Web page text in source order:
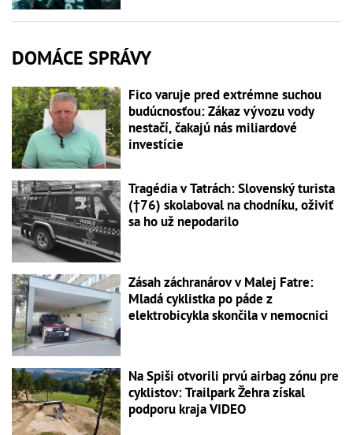
DOMÁCE SPRÁVY
Fico varuje pred extrémne suchou
budúcnosťou: Zákaz vývozu vody
nestačí, čakajú nás miliardové
investície
Tragédia v Tatrách: Slovenský turista
(†76) skolaboval na chodníku, oživiť
sa ho už nepodarilo
Zásah záchranárov v Malej Fatre:
Mladá cyklistka po páde z
elektrobicykla skončila v nemocnici
Na Spiši otvorili prvú airbag zónu pre
cyklistov: Trailpark Žehra získal
podporu kraja VIDEO